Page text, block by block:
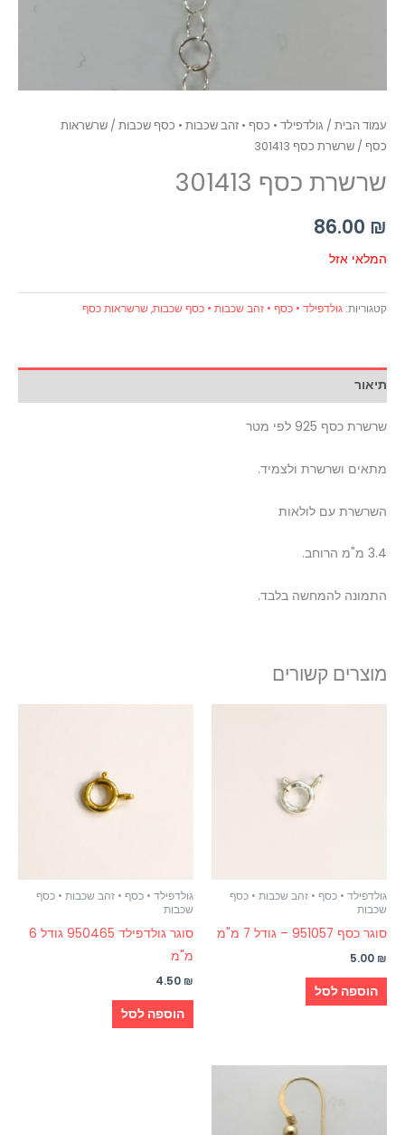
עמוד הבית / גולדפילד • כסף • זהב שכבות • כסף שכבות / שרשראות
כסף / שרשרת כסף 301413
שרשרת כסף 301413
86.00 ₪
המלאי אזל
קטגוריות: גולדפילד • כסף • זהב שכבות • כסף שכבות,שרשראות כסף
תיאור
שרשרת כסף 925 לפי מטר
מתאים ושרשרת ולצמיד.
השרשרת עם לולאות
3.4 מ"מ הרוחב.
התמונה להמחשה בלבד.
מוצרים קשורים
גולדפילד • כסף • זהב שכבות • כסף
שכבות
סוגר כסף 951057 – גודל 7 מ"מ
5.00 ₪
הוספה לסל
גולדפילד • כסף • זהב שכבות • כסף
שכבות
סוגר גולדפילד 950465 גודל 6
מ"מ
4.50 ₪
הוספה לסל